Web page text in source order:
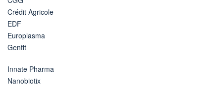
Crédit Agricole
EDF
Europlasma
Genfit
Innate Pharma
Nanobiotix